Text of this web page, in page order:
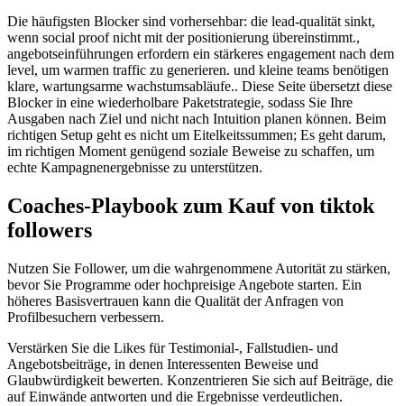
Die häufigsten Blocker sind vorhersehbar: die lead-qualität sinkt,
wenn social proof nicht mit der positionierung übereinstimmt.,
angebotseinführungen erfordern ein stärkeres engagement nach dem
level, um warmen traffic zu generieren. und kleine teams benötigen
klare, wartungsarme wachstumsabläufe.. Diese Seite übersetzt diese
Blocker in eine wiederholbare Paketstrategie, sodass Sie Ihre
Ausgaben nach Ziel und nicht nach Intuition planen können. Beim
richtigen Setup geht es nicht um Eitelkeitssummen; Es geht darum,
im richtigen Moment genügend soziale Beweise zu schaffen, um
echte Kampagnenergebnisse zu unterstützen.
Coaches-Playbook zum Kauf von tiktok
followers
Nutzen Sie Follower, um die wahrgenommene Autorität zu stärken,
bevor Sie Programme oder hochpreisige Angebote starten. Ein
höheres Basisvertrauen kann die Qualität der Anfragen von
Profilbesuchern verbessern.
Verstärken Sie die Likes für Testimonial-, Fallstudien- und
Angebotsbeiträge, in denen Interessenten Beweise und
Glaubwürdigkeit bewerten. Konzentrieren Sie sich auf Beiträge, die
auf Einwände antworten und die Ergebnisse verdeutlichen.